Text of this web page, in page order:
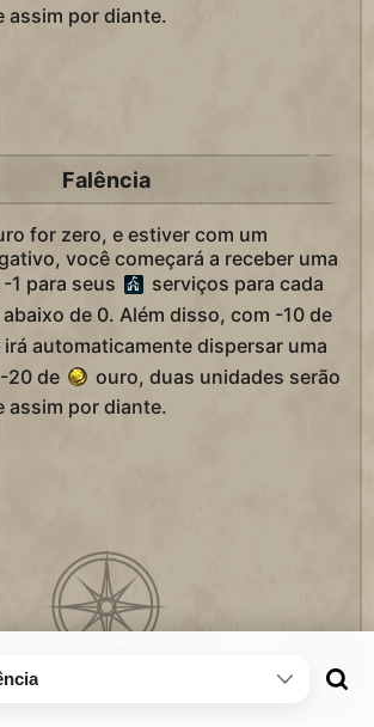
assim por diante.
Falência
for zero, e estiver com um
você começará a receber uma
1 para seus
serviços para cada
de 0. Além disso, com -10 de
automaticamente dispersar uma
20 de
ouro, duas unidades serão
assim por diante.